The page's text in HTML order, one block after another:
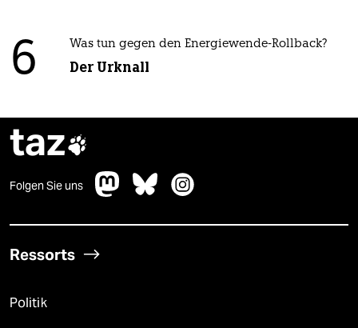
6 Was tun gegen den Energiewende-Rollback?
Der Urknall
taz
Folgen Sie uns
Ressorts
Politik